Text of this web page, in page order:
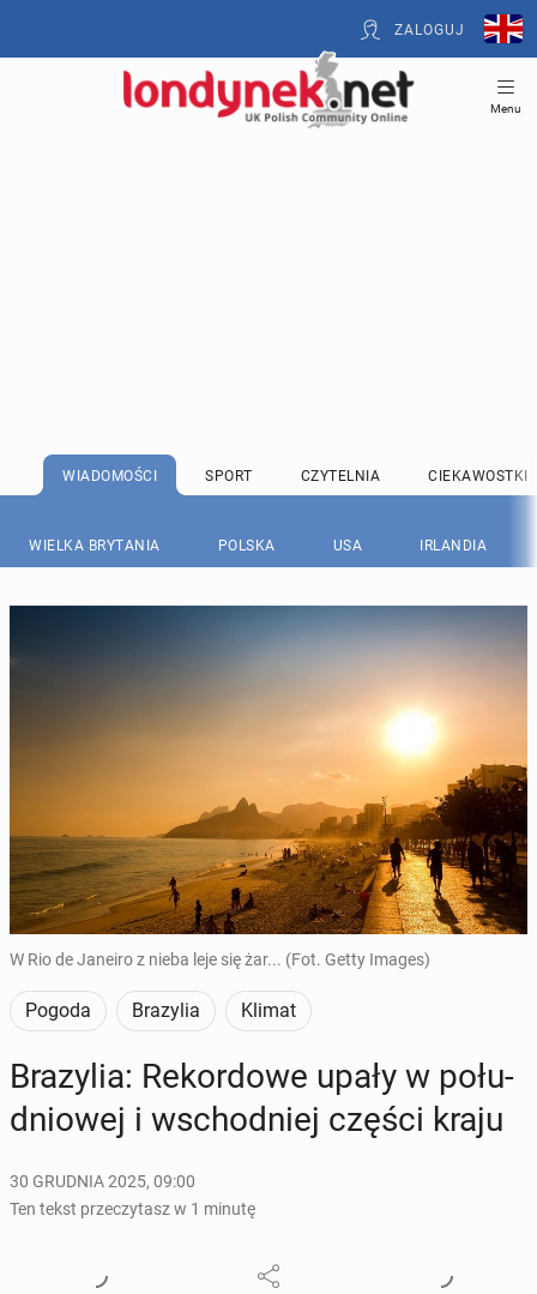
ZALOGUJ
Menu
WIADOMOŚCI SPORT CZYTELNIA CIEKAWOSTKI
WIELKA BRYTANIA POLSKA USA IRLANDIA
W Rio de Janeiro z nieba leje się żar... (Fot. Getty Images)
Pogoda Brazylia Klimat
Bra­zy­lia: Re­kor­do­we upały w po­łu­
dnio­wej i wschod­niej części kraju
30 GRUDNIA 2025, 09:00
Ten tekst przeczytasz w 1 minutę